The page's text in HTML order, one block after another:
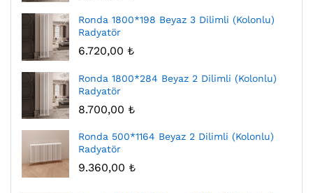
Ronda 1800*198 Beyaz 3 Dilimli (Kolonlu)
Radyatör
6.720,00 ₺
Ronda 1800*284 Beyaz 2 Dilimli (Kolonlu)
Radyatör
8.700,00 ₺
Ronda 500*1164 Beyaz 2 Dilimli (Kolonlu)
Radyatör
9.360,00 ₺